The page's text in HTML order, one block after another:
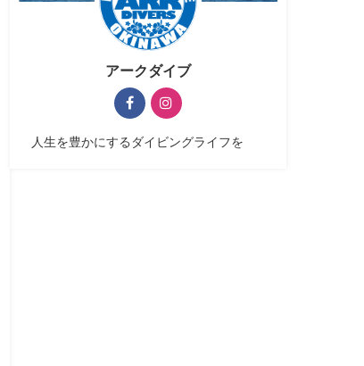
アークダイブ
人生を豊かにするダイビングライフを